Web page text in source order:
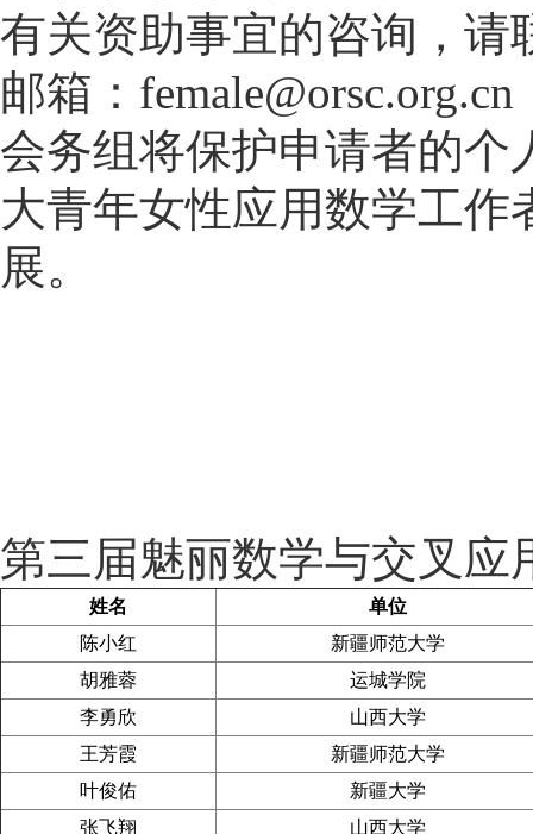
有关资助事宜的咨询，请
邮箱：female@orsc.org.cn
会务组将保护申请者的个
大青年女性应用数学工
展。
第三届魅丽数学与交叉应
姓名
单位
陈小红
新疆师范大学
胡雅蓉
运城学院
李勇欣
山西大学
王芳霞
新疆师范大学
叶俊佑
新疆大学
张飞翔
山西大学